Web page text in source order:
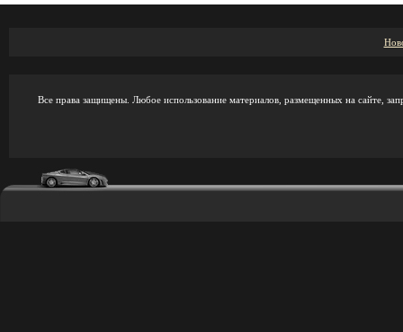
Все права защищены. Любое использование материалов, размещенных на сайте,